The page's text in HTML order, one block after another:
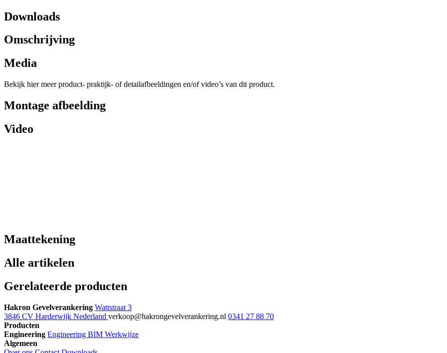
Downloads
Omschrijving
Media
Bekijk hier meer product- praktijk- of detailafbeeldingen en/of video’s van dit product.
Montage afbeelding
Video
Maattekening
Alle artikelen
Gerelateerde producten
Hakron Gevelverankering Wattstraat 3
3846 CV Harderwijk Nederland verkoop@hakrongevelverankering.nl 0341 27 88 70
Producten
Engineering Engineering BIM Werkwijze
Algemeen